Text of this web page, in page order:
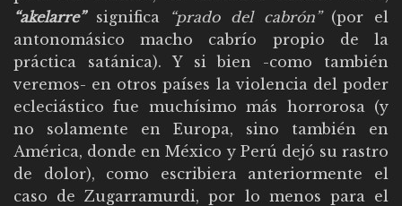
“akelarre”significa “prado del cabrón”(por el
antonomásico macho cabrío propio de la
práctica satánica). Y si bien -como también
veremos- en otros países la violencia del poder
ecleciástico fue muchísimo más horrorosa (y
no solamente en Europa, sino también en
América, donde en México y Perú dejó su rastro
de dolor), como escribiera anteriormente el
caso de Zugarramurdi, por lo menos para el